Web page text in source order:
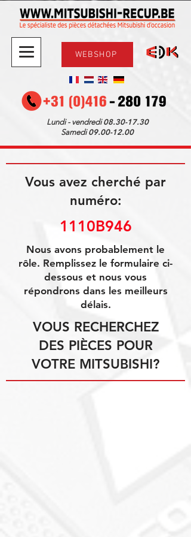
WEBSHOP
Lundi - vendredi08.30-17.30
Samedi09.00-12.00
Vous avez cherché par
numéro:
1110B946
Nous avons probablement le
rôle. Remplissez le formulaire ci-
dessous et nous vous
répondrons dans les meilleurs
délais.
VOUS RECHERCHEZ
DES PIÈCES POUR
VOTRE MITSUBISHI?